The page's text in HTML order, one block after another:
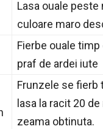
Lasa ouale peste
culoare maro
Fierbe ouale
praf de ardei iute
Frunzele se fierb
lasa la racit 20
zeama obtinuta.